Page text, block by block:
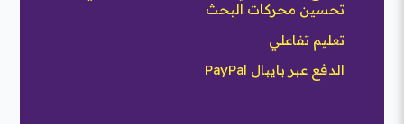
تحسين محركات البحث
تعليم تفاعلي
الدفع عبر بايبال PayPal